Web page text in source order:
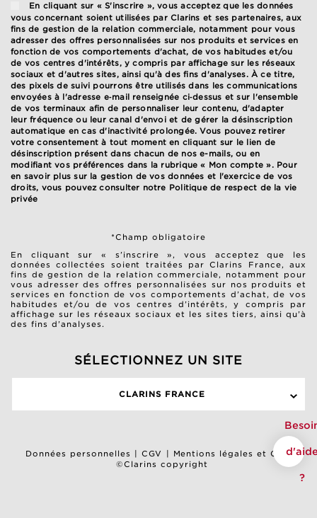
En cliquant sur « S'inscrire », vous acceptez que les données
vous concernant soient utilisées par Clarins et ses partenaires, aux
fins de gestion de la relation commerciale, notamment pour vous
adresser des offres personnalisées sur nos produits et services en
fonction de vos comportements d'achat, de vos habitudes et/ou
de vos centres d'intérêts, y compris par affichage sur les réseaux
sociaux et d'autres sites, ainsi qu'à des fins d'analyses. À ce titre,
des pixels de suivi pourrons être utilisés dans les communications
envoyées à l'adresse e‑mail renseignée ci‑dessus et sur l'ensemble
de vos terminaux afin de personnaliser leur contenu, d'adapter
leur fréquence ou leur canal d'envoi et de gérer la désinscription
automatique en cas d'inactivité prolongée. Vous pouvez retirer
votre consentement à tout moment en cliquant sur le lien de
désinscription présent dans chacun de nos e-mails, ou en
modifiant vos préférences dans la rubrique « Mon compte ». Pour
en savoir plus sur la gestion de vos données et l'exercice de vos
droits, vous pouvez consulter notre Politique de respect de la vie
privée
*Champ obligatoire
En cliquant sur « s’inscrire », vous acceptez que les
données collectées soient traitées par Clarins France, aux
fins de gestion de la relation commerciale, notamment pour
vous adresser des offres personnalisées sur nos produits et
services en fonction de vos comportements d’achat, de vos
habitudes et/ou de vos centres d’intérêts, y compris par
affichage sur les réseaux sociaux et les sites tiers, ainsi qu’à
des fins d’analyses.
SÉLECTIONNEZ UN SITE
CLARINS FRANCE
Données personnelles CGV
Mentions légales et CGU
©Clarins copyright
?